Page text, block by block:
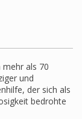
als 70
und
der sich als
bedrohte